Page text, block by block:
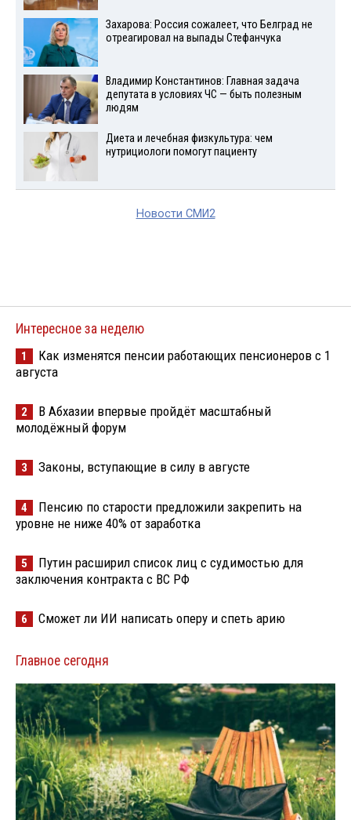
Захарова: Россия сожалеет, что Белград не
отреагировал на выпады Стефанчука
Владимир Константинов: Главная задача
депутата в условиях ЧС — быть полезным
людям
Диета и лечебная физкультура: чем
нутрициологи помогут пациенту
Новости СМИ2
Интересное за неделю
1
Как изменятся пенсии работающих пенсионеров с 1
августа
2
В Абхазии впервые пройдёт масштабный
молодёжный форум
3 Законы, вступающие в силу в августе
4
Пенсию по старости предложили закрепить на
уровне не ниже 40% от заработка
5
Путин расширил список лиц с судимостью для
заключения контракта с ВС РФ
6 Сможет ли ИИ написать оперу и спеть арию
Главное сегодня